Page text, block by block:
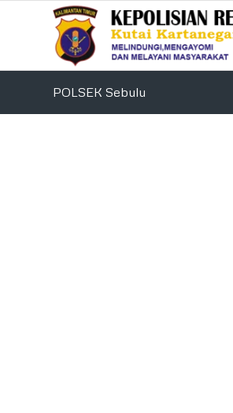
POLSEK Sebulu